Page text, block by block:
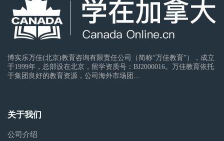
博实乐万佳(北京)教育咨询有限责任公司（简称“万佳教育”），成立
于1999年，总部设在北京，留学资质号：BJ2000016。万佳教育依托
于集团良好的教育资源，公司海外市场团...
关于我们
公司介绍